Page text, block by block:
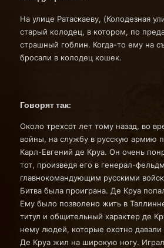
На улице Ратаскаеву, (Колодезная
старый колодец, в котором, по
страшный гоблин. Когда-то ему на
бросали в колодец кошек.
Говорят так:
Около трехсот лет тому назад, во
войны, на службу в русскую армию
Карл-Евгений де Круа. Он очень
тот, произведя его в генерал-
главнокомандующим русскими
Битва была проиграна. Де Круа
Ему было позволено жить в
титул и общительный характер де
нему людей, которые охотно давали
Де Круа жил на широкую ногу.